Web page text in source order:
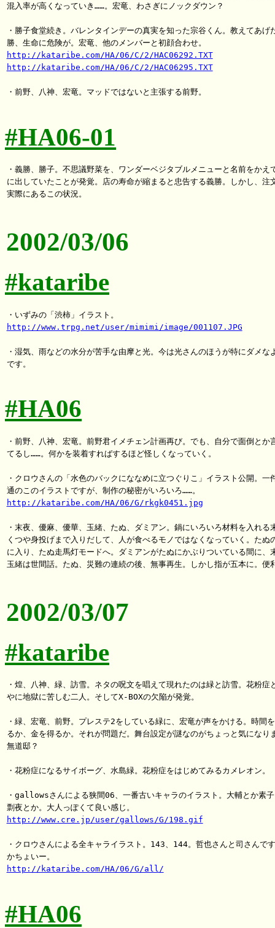
混入率が高くなっていき……。宏竜、わさぎにノックダウン？
・勝子食堂続き。バレンタインデーの真実を知った宗谷くん。教えてあげ
http://kataribe.com/HA/06/C/2/HAC06292.TXT
http://kataribe.com/HA/06/C/2/HAC06295.TXT
・前野、八神、宏竜。マッドではないと主張する前野。
#HA06-01
・義勝、勝子。不思議野菜を、ワンダーベジタブルメニューと名前をかえ
に出していたことが発覚。店の寿命が縮まると忠告する義勝。しかし、注
実際にあるこの状況。
2002/03/06
#kataribe
http://www.trpg.net/user/mimimi/image/001107.JPG
・湿気、雨などの水分が苦手な由摩と光。今は光さんのほうが特にダメな
です。
#HA06
・前野、八神、宏竜。前野君イメチェン計画再び。でも、自分で面倒とか
てるし……。何かを装着すればするほど怪しくなっていく。
・クロウさんの「水色のバックにななめに立つぐりこ」イラスト公開。一
http://kataribe.com/HA/06/G/rkgk0451.jpg
・末夜、優麻、優華、玉緒、たぬ、ダミアン。鍋にいろいろ材料を入れる
くつや身投げまで入りだして、人が食べるモノではなくなっていく。たぬ
に入り、たぬ走馬灯モードへ。ダミアンがたぬにかぶりついている間に、
玉緒は世間話。たぬ、災難の連続の後、無事再生。しかし指が五本に。便
2002/03/07
#kataribe
・煌、八神、緑、訪雪。ネタの呪文を唱えて現れたのは緑と訪雪。花粉症
やに地獄に苦しむ二人。そしてX-BOXの欠陥が発覚。
・緑、宏竜、前野。プレステ2をしている緑に、宏竜が声をかける。時間
るか、金を得るか。それが問題だ。舞台設定が謎なのがちょっと気になり
無道邸？
・花粉症になるサイボーグ、水島緑。花粉症をはじめてみるカメレオン。
・gallowsさんによる狭間06、一番古いキャラのイラスト。大輔とか素
http://www.cre.jp/user/gallows/G/198.gif
・クロウさんによる全キャライラスト。143、144。哲也さんと司さんで
http://kataribe.com/HA/06/G/all/
#HA06